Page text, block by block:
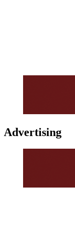
Advertising